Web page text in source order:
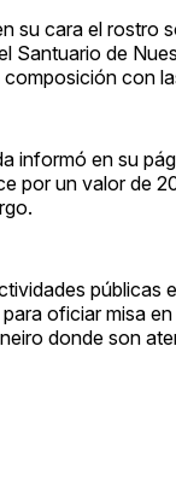
su cara el rostro
Santuario de
con
informó en su
por un valor de
públicas
oficiar misa
donde son